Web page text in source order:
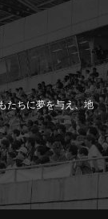
たちに夢を与え、地